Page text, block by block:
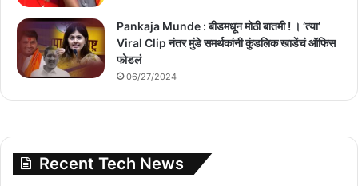
Pankaja Munde : बीडमधून मोठी बातमी ! । ‘त्या’
Viral Clip नंतर मुंडे समर्थकांनी कुंडलिक खाडेंचं ऑफिस
फोडलं
06/27/2024
Recent Tech News